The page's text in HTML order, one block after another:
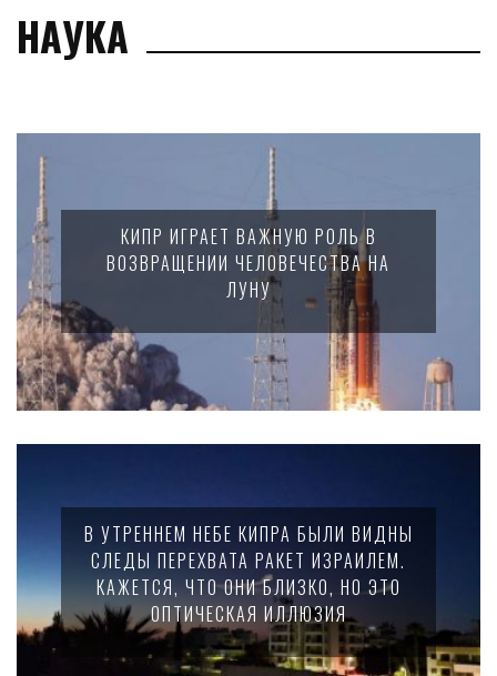
НАУКА
КИПР ИГРАЕТ ВАЖНУЮ РОЛЬ В
ВОЗВРАЩЕНИИ ЧЕЛОВЕЧЕСТВА НА
ЛУНУ
В УТРЕННЕМ НЕБЕ КИПРА БЫЛИ ВИДНЫ
СЛЕДЫ ПЕРЕХВАТА РАКЕТ ИЗРАИЛЕМ.
КАЖЕТСЯ, ЧТО ОНИ БЛИЗКО, НО ЭТО
ОПТИЧЕСКАЯ ИЛЛЮЗИЯ